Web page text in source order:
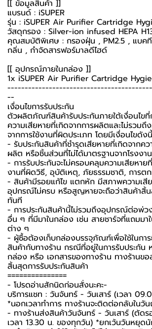
[[ ข้อมูลสินค้า ]]
แบรนด์ : iSUPER
รุ่น : iSUPER Air Purifier Cartridge
วัสดุกรอง : Silver-ion infused HEPA
คุณสมบัติพิเศษ : กรองฝุ่น , PM2.5 , แบคที
กลิ่น , กำจัดสารฟอร์มาลดีไฮด์
[[ อุปกรณ์ภายในกล่อง ]]
1x iSUPER Air Purifier Cartridge
--
เงื่อนไขการรับประกัน
ตัวผลิตภัณฑ์สินค้ารับประกันภายใต้เงื่อนไข
ความเสียหายที่เกิดจากการผลิตและไม่รวมถึ
จากการใช้งานที่ผิดประเภท โดยมีเงื่อนไขดังนี้
- รับประกันสินค้าที่ชำรุดเสียหายที่เกิดจากค
ผลิต หรือชิ้นส่วนที่ไม่ได้มาตรฐานจากโรงงาน
- การรับประกันจะไม่ครอบคลุมความเสียหาย
งานที่ผิดวิธี, อุบัติเหตุ, ภัยธรรมชาติ, การต
- สินค้ามีรอยแก้ไข แตกหัก มีสภาพความเสี
อุปกรณ์ไม่ครบ หรือสูญหายจะถือว่าสินค้าสิ้น
ทันที
- การประกันสินค้านี้ไม่รวมถึงอุปกรณ์ต่อพ่
อื่น ๆ ที่มีมาในกล่อง เช่น สายชาร์จที่แถมมา
ต่าง ๆ
- ผู้ซื้อต้องเก็บกล่องบรรจุภัณฑ์เพื่อใช้ในกา
สินค้ากับทางร้าน กรณีที่อยู่ในการรับประกัน
กล่อง หรือ เอกสารของทางร้าน ทางร้านข
สิ้นสุดการรับประกันสินค้า
===============
-️ โปรดอ่านสักนิดก่อนสั่งนะคะ-️
บริการแชท : วันจันทร์ - วันเสาร์ (เวลา
*นอกเวลาทำการ ทางร้านจะติดต่อกลับในวั
- ทางร้านส่งสินค้าวันจันทร์ - วันเสาร์ (ตัด
เวลา 13.30 น. ของทุกวัน) *ยกเว้นวันหยุด